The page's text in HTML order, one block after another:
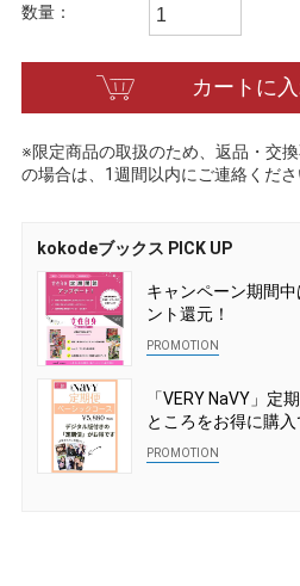
数量：
カートに
※限定商品の取扱のため、返品・交
の場合は、1週間以内にご連絡くださ
kokodeブックス PICK UP
キャンペーン期間
ント還元！
「VERY NaVY」定
ところをお得に購